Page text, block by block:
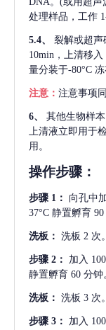
处理样品，工作
5.4、 裂解或超声
10min，上清移
量分装于-80°C 冻
注意： 注意事项
6、 其他生物样本
上清液立即用于
用。
操作步骤：
步骤 1： 向孔中
37°C 静置孵育 90
洗板： 洗板 2 次
步骤 2： 加入
静置孵育 60 分钟
洗板： 洗板 3 次
步骤 3： 加入